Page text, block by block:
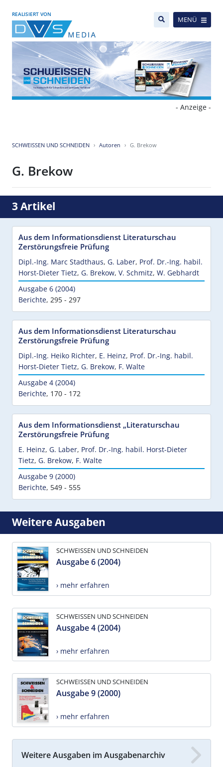
REALISIERT VON
MENÜ
- Anzeige -
SCHWEISSEN UND SCHNEIDEN Autoren G. Brekow
G. Brekow
3 Artikel
Aus dem Informationsdienst Literaturschau
Zerstörungsfreie Prüfung
Dipl.-Ing. Marc Stadthaus, G. Laber, Prof. Dr.-Ing. habil.
Horst-Dieter Tietz, G. Brekow, V. Schmitz, W. Gebhardt
Ausgabe 6 (2004)
Berichte, 295 - 297
Aus dem Informationsdienst Literaturschau
Zerstörungsfreie Prüfung
Dipl.-Ing. Heiko Richter, E. Heinz, Prof. Dr.-Ing. habil.
Horst-Dieter Tietz, G. Brekow, F. Walte
Ausgabe 4 (2004)
Berichte, 170 - 172
Aus dem Informationsdienst „Literaturschau
Zerstörungsfreie Prüfung
E. Heinz, G. Laber, Prof. Dr.-Ing. habil. Horst-Dieter
Tietz, G. Brekow, F. Walte
Ausgabe 9 (2000)
Berichte, 549 - 555
Weitere Ausgaben
SCHWEISSEN UND SCHNEIDEN
Ausgabe 6 (2004)
› mehr erfahren
SCHWEISSEN UND SCHNEIDEN
Ausgabe 4 (2004)
› mehr erfahren
SCHWEISSEN UND SCHNEIDEN
Ausgabe 9 (2000)
› mehr erfahren
Weitere Ausgaben im Ausgabenarchiv